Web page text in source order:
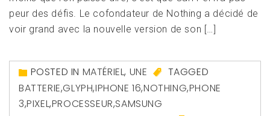
peur des défis. Le cofondateur de Nothing a décidé de
voir grand avec la nouvelle version de son […]
POSTED IN MATÉRIEL, UNE
TAGGED
BATTERIE,GLYPH,IPHONE 16,NOTHING,PHONE
3,PIXEL,PROCESSEUR,SAMSUNG